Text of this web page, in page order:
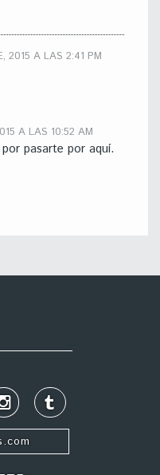
2015 A LAS 2:41 PM
A LAS 10:52 AM
pasarte por aquí.